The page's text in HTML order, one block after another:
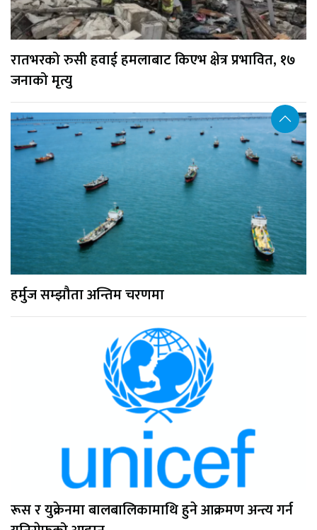
रातभरको रुसी हवाई हमलाबाट किएभ क्षेत्र प्रभावित, १७
जनाको मृत्यु
हर्मुज सम्झौता अन्तिम चरणमा
रूस र युक्रेनमा बालबालिकामाथि हुने आक्रमण अन्त्य गर्न